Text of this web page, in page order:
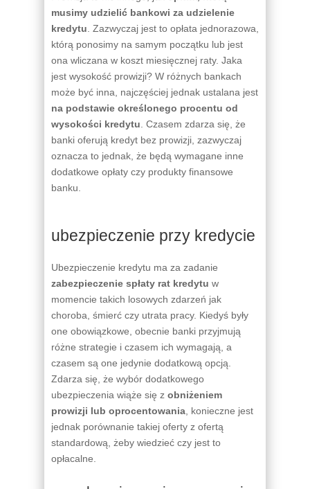
musimy udzielić bankowi za udzielenie
kredytu . Zazwyczaj jest to opłata jednorazowa,
którą ponosimy na samym początku lub jest
ona wliczana w koszt miesięcznej raty. Jaka
jest wysokość prowizji? W różnych bankach
może być inna, najczęściej jednak ustalana jest
na podstawie określonego procentu od
wysokości kredytu . Czasem zdarza się, że
banki oferują kredyt bez prowizji, zazwyczaj
oznacza to jednak, że będą wymagane inne
dodatkowe opłaty czy produkty finansowe
banku.
ubezpieczenie przy kredycie
Ubezpieczenie kredytu ma za zadanie
zabezpieczenie spłaty rat kredytu w
momencie takich losowych zdarzeń jak
choroba, śmierć czy utrata pracy. Kiedyś były
one obowiązkowe, obecnie banki przyjmują
różne strategie i czasem ich wymagają, a
czasem są one jedynie dodatkową opcją.
Zdarza się, że wybór dodatkowego
ubezpieczenia wiąże się z obniżeniem
prowizji lub oprocentowania , konieczne jest
jednak porównanie takiej oferty z ofertą
standardową, żeby wiedzieć czy jest to
opłacalne.